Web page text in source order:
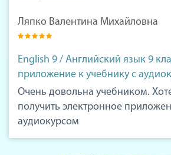
Ляпко Валентина Михайловна
English 9 / Английский язык 9
приложение к учебнику с
Очень довольна учебником.
получить электронное
аудиокурсом